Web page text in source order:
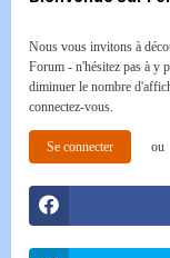
Nous vous invitons à
Forum - n'hésitez pas à y
diminuer le nombre
connectez-vous.
Se connecter ou